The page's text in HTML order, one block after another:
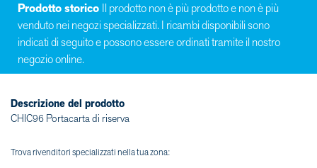
Prodotto storico Il prodotto non è più prodotto e non è più
venduto nei negozi specializzati. I ricambi disponibili sono
indicati di seguito e possono essere ordinati tramite il nostro
negozio online.
Descrizione del prodotto
CHIC96 Portacarta di riserva
Trova rivenditori specializzati nella tua zona: